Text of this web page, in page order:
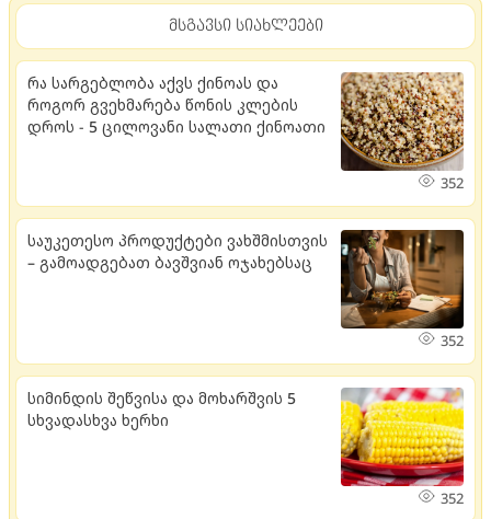
მსგავსი სიახლეები
რა სარგებლობა აქვს ქინოას და
როგორ გვეხმარება წონის კლების
დროს - 5 ცილოვანი სალათი ქინოათი
352
საუკეთესო პროდუქტები ვახშმისთვის
– გამოადგებათ ბავშვიან ოჯახებსაც
352
სიმინდის შეწვისა და მოხარშვის 5
სხვადასხვა ხერხი
352